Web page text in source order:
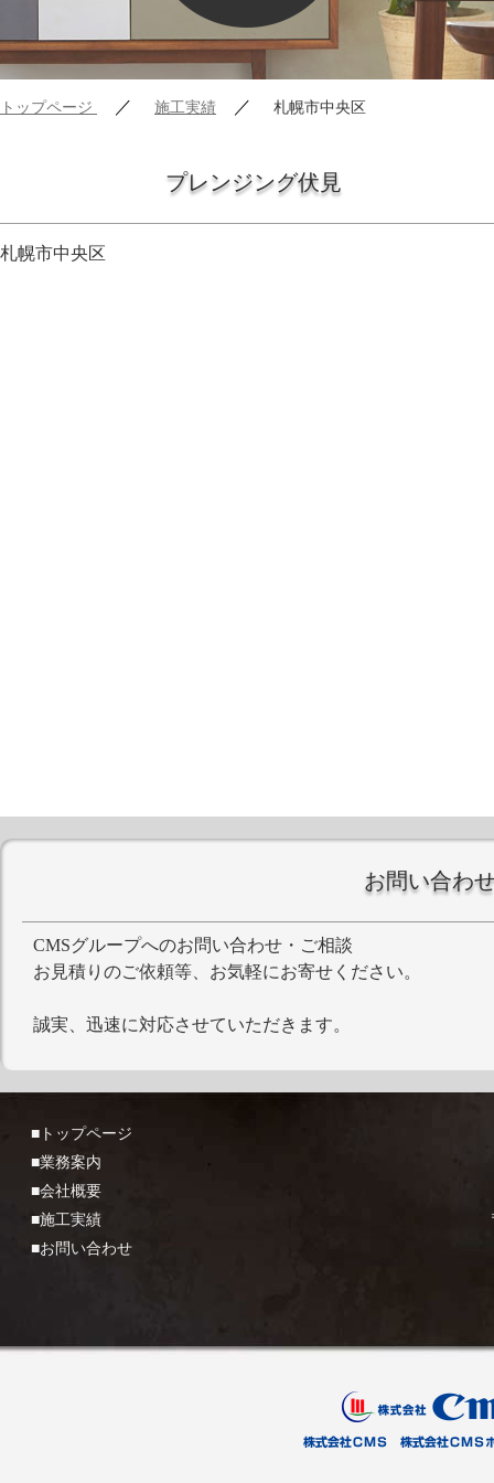
トップページ ／ 施工実績 ／ 札幌市中央区
プレンジング伏見
札幌市中央区
お問い合わ
CMSグループへのお問い合わせ・ご相談
お見積りのご依頼等、お気軽にお寄せください。
誠実、迅速に対応させていただきます。
■トップページ
■業務案内
■会社概要
■施工実績
■お問い合わせ